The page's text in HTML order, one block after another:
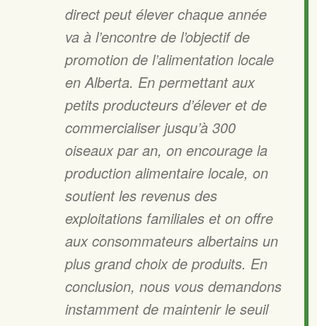
direct peut élever chaque année
va à l’encontre de l’objectif de
promotion de l’alimentation locale
en Alberta. En permettant aux
petits producteurs d’élever et de
commercialiser jusqu’à 300
oiseaux par an, on encourage la
production alimentaire locale, on
soutient les revenus des
exploitations familiales et on offre
aux consommateurs albertains un
plus grand choix de produits. En
conclusion, nous vous demandons
instamment de maintenir le seuil